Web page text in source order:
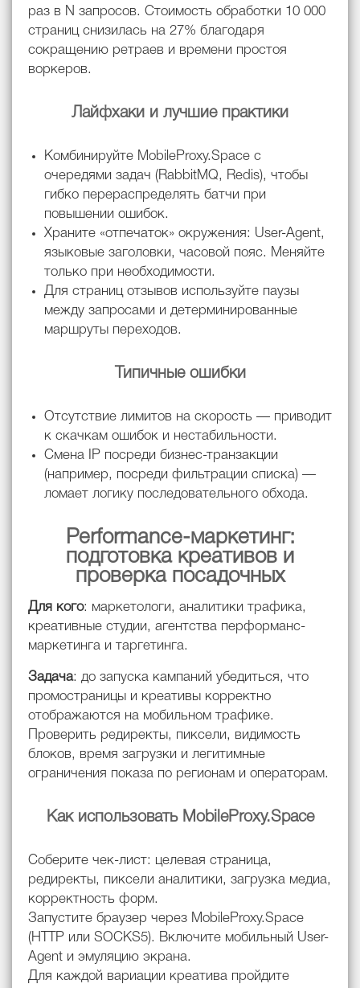
раз в N запросов. Стоимость обработки 10 000
страниц снизилась на 27% благодаря
сокращению ретраев и времени простоя
воркеров.
Лайфхаки и лучшие практики
Комбинируйте MobileProxy.Space c
очередями задач (RabbitMQ, Redis), чтобы
гибко перераспределять батчи при
повышении ошибок.
Храните «отпечаток» окружения: User-Agent,
языковые заголовки, часовой пояс. Меняйте
только при необходимости.
Для страниц отзывов используйте паузы
между запросами и детерминированные
маршруты переходов.
Типичные ошибки
Отсутствие лимитов на скорость — приводит
к скачкам ошибок и нестабильности.
Смена IP посреди бизнес-транзакции
(например, посреди фильтрации списка) —
ломает логику последовательного обхода.
Performance-маркетинг:
подготовка креативов и
проверка посадочных
Для кого: маркетологи, аналитики трафика,
креативные студии, агентства перформанс-
маркетинга и таргетинга.
Задача: до запуска кампаний убедиться, что
промостраницы и креативы корректно
отображаются на мобильном трафике.
Проверить редиректы, пиксели, видимость
блоков, время загрузки и легитимные
ограничения показа по регионам и операторам.
Как использовать MobileProxy.Space
Соберите чек-лист: целевая страница,
редиректы, пиксели аналитики, загрузка медиа,
корректность форм.
Запустите браузер через MobileProxy.Space
(HTTP или SOCKS5). Включите мобильный User-
Agent и эмуляцию экрана.
Для каждой вариации креатива пройдите